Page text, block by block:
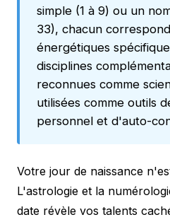
simple (1 à 9) ou un
33), chacun
énergétiques
disciplines
reconnues comme
utilisées comme outils
personnel et d'auto-
Votre jour de naissance
L'astrologie et la
date révèle vos talents